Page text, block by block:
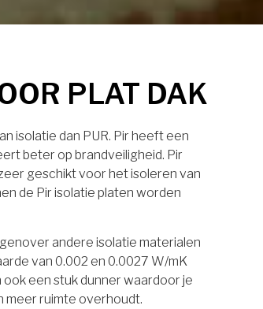
PLAT DAK
isolatie dan PUR. Pir heeft een
beter op brandveiligheid. Pir
geschikt voor het isoleren van
de Pir isolatie platen worden
andere isolatie materialen
van 0.002 en 0.0027 W/mK
een stuk dunner waardoor je
meer ruimte overhoudt.